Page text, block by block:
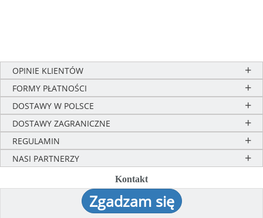
OPINIE KLIENTÓW
FORMY PŁATNOŚCI
DOSTAWY W POLSCE
DOSTAWY ZAGRANICZNE
Kontakt
Telefony odbieramy: poniedziałek-piątek: 8-15
REGULAMIN
NASI PARTNERZY
Zgadzam się